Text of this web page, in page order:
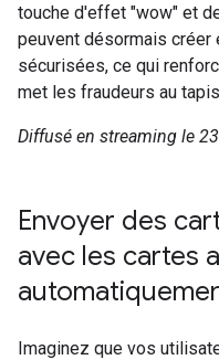
touche d'effet "wow" et
peuvent désormais créer
sécurisées, ce qui
met les fraudeurs au
Diffusé en streaming le
Envoyer des
avec les cartes
Imaginez que vos